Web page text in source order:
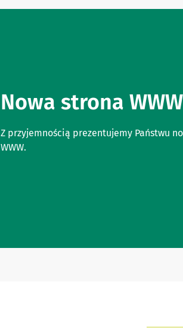
Nowa strona WWW
Z przyjemnością prezentujemy Państwu
WWW.